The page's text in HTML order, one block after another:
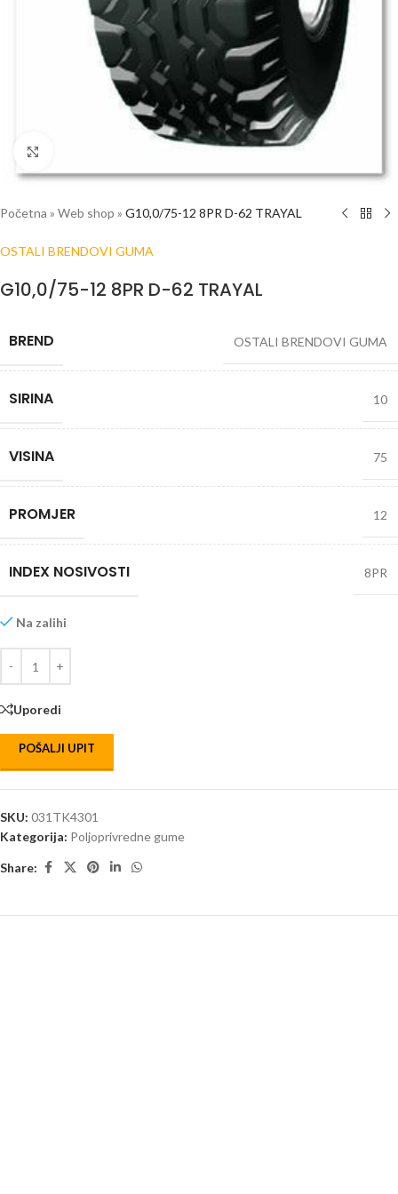
Početna » Web shop » G10,0/75-12 8PR D-62 TRAYAL
OSTALI BRENDOVI GUMA
G10,0/75-12 8PR D-62 TRAYAL
BREND OSTALI BRENDOVI GUMA
SIRINA 10
VISINA 75
PROMJER 12
INDEX NOSIVOSTI 8PR
Na zalihi
Uporedi
POŠALJI UPIT
SKU: 031TK4301
Kategorija: Poljoprivredne gume
Share: